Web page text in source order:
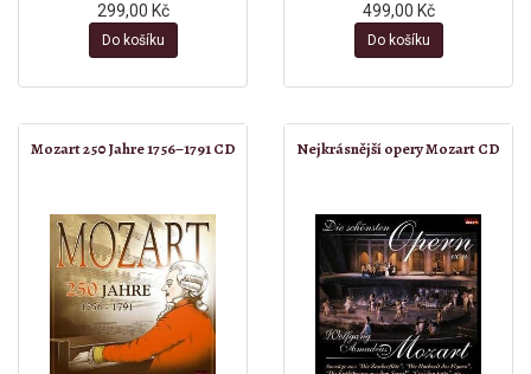
299,00 Kč
Do košíku
499,00 Kč
Do košíku
Mozart 250 Jahre 1756–1791 CD Nejkrásnější opery Mozart CD